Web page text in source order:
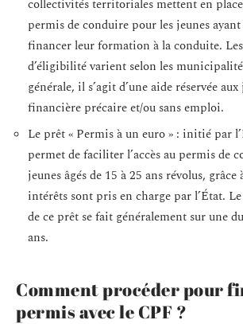
collectivités territoriales mettent en place
permis de conduire pour les jeunes
financer leur formation à la conduite.
d’éligibilité varient selon les
générale, il s’agit d’une aide réservée
financière précaire et/ou sans emploi.
Le prêt « Permis à un euro » : initié par
permet de faciliter l’accès au permis de
jeunes âgés de 15 à 25 ans révolus,
intérêts sont pris en charge par l’État.
de ce prêt se fait généralement sur une
ans.
Comment procéder pour
permis avec le CPF ?